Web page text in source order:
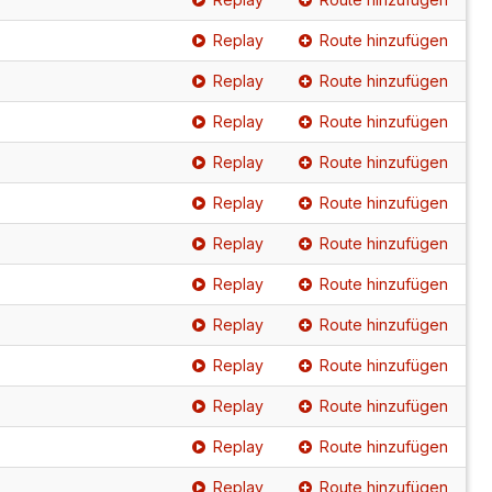
Replay Route hinzufügen
Replay Route hinzufügen
Replay Route hinzufügen
Replay Route hinzufügen
Replay Route hinzufügen
Replay Route hinzufügen
Replay Route hinzufügen
Replay Route hinzufügen
Replay Route hinzufügen
Replay Route hinzufügen
Replay Route hinzufügen
Replay Route hinzufügen